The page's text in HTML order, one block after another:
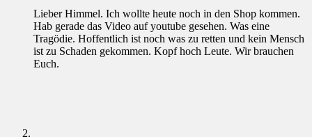
Lieber Himmel. Ich wollte heute noch in den Shop kommen.
Hab gerade das Video auf youtube gesehen. Was eine
Tragödie. Hoffentlich ist noch was zu retten und kein Mensch
ist zu Schaden gekommen. Kopf hoch Leute. Wir brauchen
Euch.